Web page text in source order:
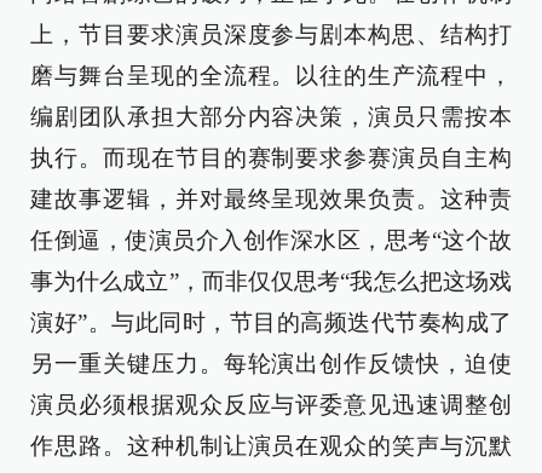
上，节目要求演员深度参与剧本构思、结构打
磨与舞台呈现的全流程。以往的生产流程中，
编剧团队承担大部分内容决策，演员只需按本
执行。而现在节目的赛制要求参赛演员自主构
建故事逻辑，并对最终呈现效果负责。这种责
任倒逼，使演员介入创作深水区，思考“这个故
事为什么成立”，而非仅仅思考“我怎么把这场戏
演好”。与此同时，节目的高频迭代节奏构成了
另一重关键压力。每轮演出创作反馈快，迫使
演员必须根据观众反应与评委意见迅速调整创
作思路。这种机制让演员在观众的笑声与沉默